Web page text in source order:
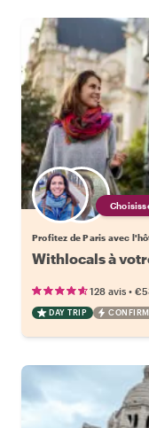
Profitez de Paris avec
Withlocals à
128 avis •
DAY TRIP